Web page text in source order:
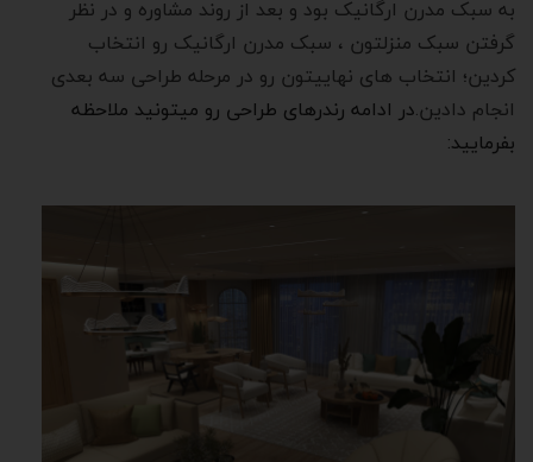
به سبک مدرن ارگانیک بود و بعد از روند مشاوره و در نظر
گرفتن سبک منزلتون ، سبک مدرن ارگانیک رو انتخاب
کردین؛ انتخاب های نهاییتون رو در مرحله طراحی سه بعدی
انجام دادین.در ادامه رندرهای طراحی رو میتونید ملاحظه
بفرمایید: